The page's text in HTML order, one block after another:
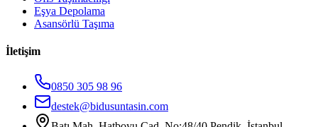
Eşya Depolama
Asansörlü Taşıma
İletişim
0850 305 98 96
destek@bidusuntasin.com